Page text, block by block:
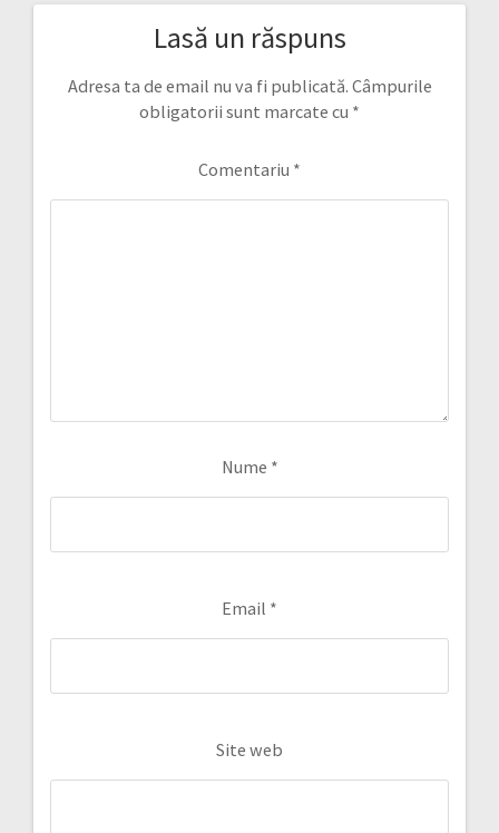
Lasă un răspuns
Adresa ta de email nu va fi publicată. Câmpurile
obligatorii sunt marcate cu *
Comentariu *
Nume *
Email *
Site web